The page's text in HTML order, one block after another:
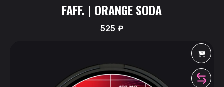
FAFF. | ORANGE SODA
525₽